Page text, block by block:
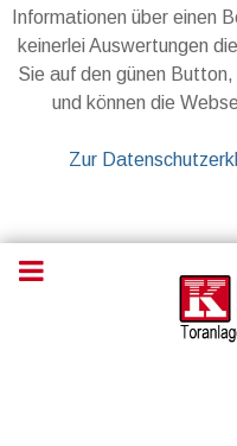
Informationen über einen
keinerlei Auswertungen
Sie auf den günen
und können die
Zur